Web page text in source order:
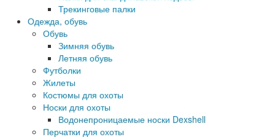
Трекинговые палки
Одежда, обувь
Обувь
Зимняя обувь
Летняя обувь
Футболки
Жилеты
Костюмы для охоты
Носки для охоты
Водонепроницаемые носки Dexshell
Перчатки для охоты